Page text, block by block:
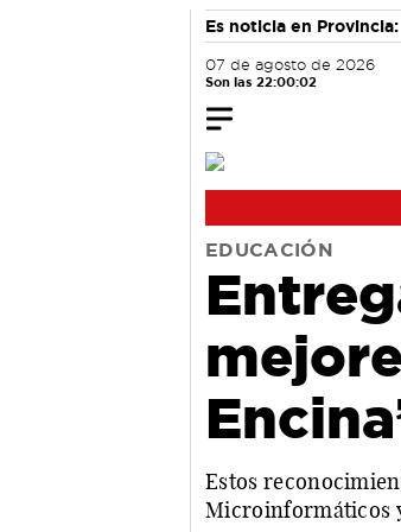
Es noticia en Provincia:
07 de agosto de 2026
Son las 22:00:03
EDUCACIÓN
Estos
Microinformáticos